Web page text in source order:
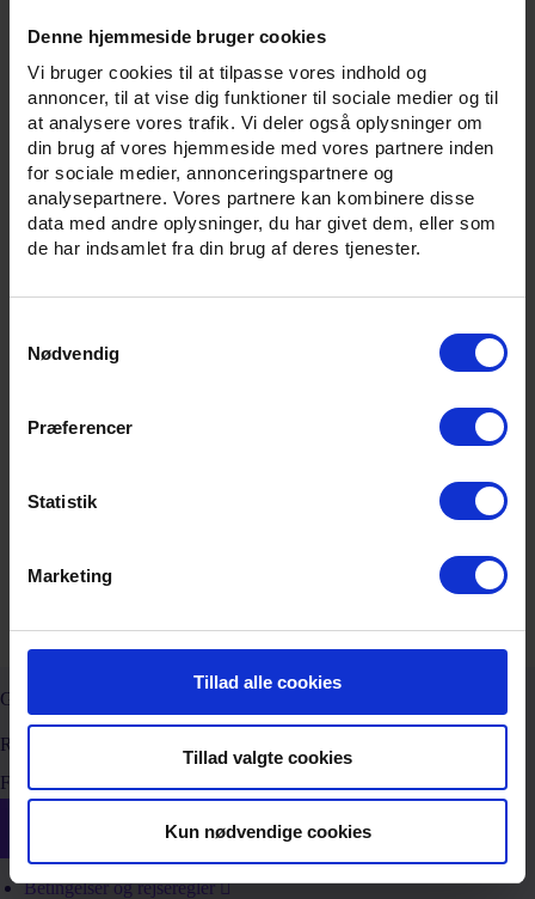
Denne hjemmeside bruger cookies
Vi bruger cookies til at tilpasse vores indhold og
annoncer, til at vise dig funktioner til sociale medier og til
at analysere vores trafik. Vi deler også oplysninger om
din brug af vores hjemmeside med vores partnere inden
for sociale medier, annonceringspartnere og
analysepartnere. Vores partnere kan kombinere disse
data med andre oplysninger, du har givet dem, eller som
de har indsamlet fra din brug af deres tjenester.
Nødvendig
Præferencer
Statistik
Marketing
Tillad alle cookies
Tillad valgte cookies
Kun nødvendige cookies
En GoCo Grænsebillet kan købes til følgende strækninger:
Esbjerg - Niebüll
Ribe - Niebüll
Tønder - Niebüll 49,- 25,-
GoCo Grænsebillet
Rejs ud og hjem samme dag.
Find din GoCo Grænsebillet i Rejsebillet.
Betingelser og rejseregler